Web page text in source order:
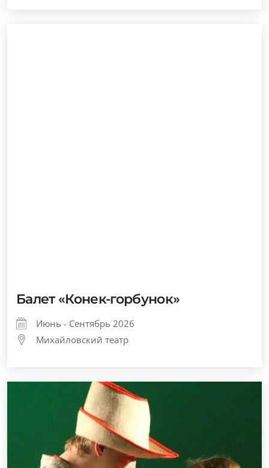
Балет «Конек-горбунок»
Июнь - Сентябрь 2026
Михайловский театр